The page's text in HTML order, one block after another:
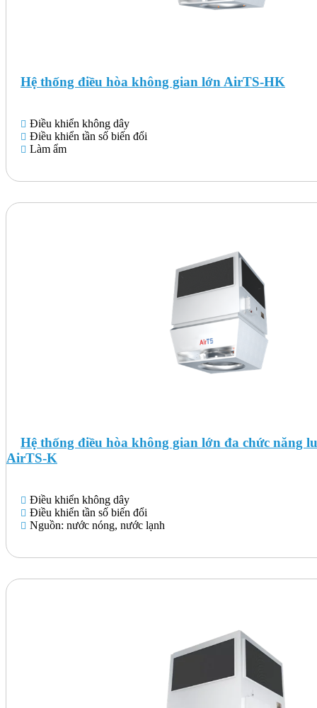
Hệ thống điều hòa không gian lớn AirTS-HK
Điều khiển không dây
Điều khiển tần số biến đổi
Làm ẩm
Hệ thống điều hòa không gian lớn đa chức năng
AirTS-K
Điều khiển không dây
Điều khiển tần số biến đổi
Nguồn: nước nóng, nước lạnh